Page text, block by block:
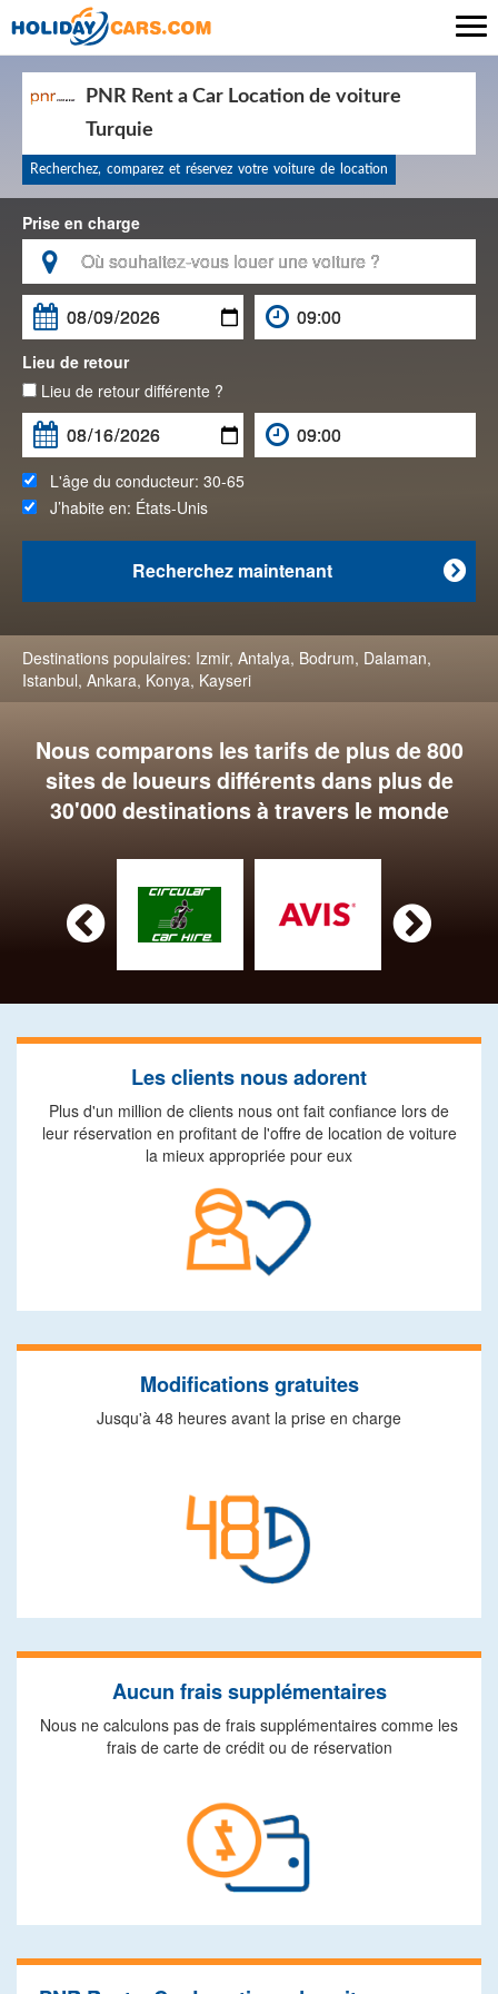
PNR Rent a Car Location de voiture
Turquie
Recherchez, comparez et réservez votre voiture de location
Prise en charge


Lieu de retour
Lieu de retour différente ?
L'âge du conducteur: 30-65
J’habite en: États-Unis

Recherchez maintenant
Destinations populaires: Izmir, Antalya, Bodrum, Dalaman,
Istanbul, Ankara, Konya, Kayseri
Nous comparons les tarifs de plus de 800
sites de loueurs différents dans plus de
30'000 destinations à travers le monde
 
Les clients nous adorent
Plus d'un million de clients nous ont fait confiance lors de
leur réservation en profitant de l'offre de location de voiture
la mieux appropriée pour eux
Modifications gratuites
Jusqu'à 48 heures avant la prise en charge
Aucun frais supplémentaires
Nous ne calculons pas de frais supplémentaires comme les
frais de carte de crédit ou de réservation